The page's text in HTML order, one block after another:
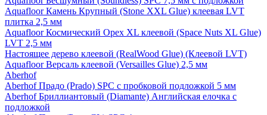
Aquafloor Камень Крупный (Stone XXL Glue) клеевая LVT
плитка 2,5 мм
Aquafloor Космический Орех XL клеевой (Space Nuts XL Glue)
LVT 2,5 мм
Настоящее дерево клеевой (RealWood Glue) (Клеевой LVT)
Aquafloor Версаль клеевой (Versailles Glue) 2,5 мм
Aberhof
Aberhof Прадо (Prado) SPC с пробковой подложкой 5 мм
Aberhof Бриллиантовый (Diamante) Английская елочка с
подложкой